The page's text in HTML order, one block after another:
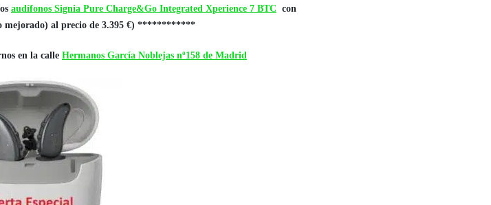
audífonos Signia Pure Charge&Go Integrated Xperience 7 BTC con
mejorado) al precio de 3.395 €) ************
en la calle Hermanos García Noblejas nº158 de Madrid